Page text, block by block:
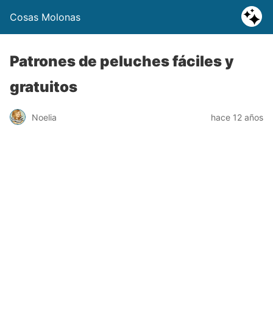
Cosas Molonas
Patrones de peluches fáciles y
gratuitos
Noelia hace 12 años